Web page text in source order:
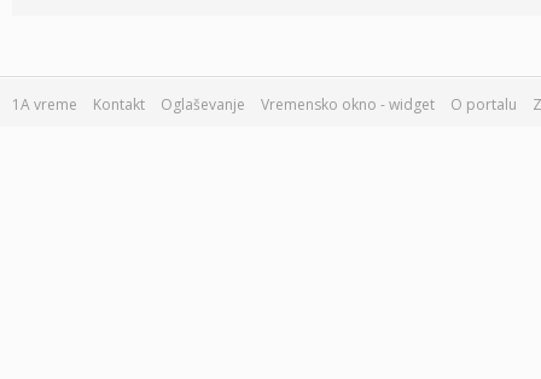
1A vreme Kontakt Oglaševanje Vremensko okno - widget O portalu